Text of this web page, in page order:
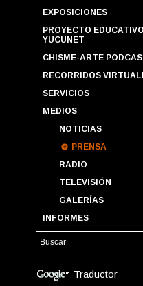
EXPOSICIONES
PROYECTO EDUCATIVO
YUCUNET
CHISME-ARTE
RECORRIDOS
SERVICIOS
MEDIOS
NOTICIAS
PRENSA
RADIO
TELEVISIÓN
GALERÍAS
INFORMES
Traductor